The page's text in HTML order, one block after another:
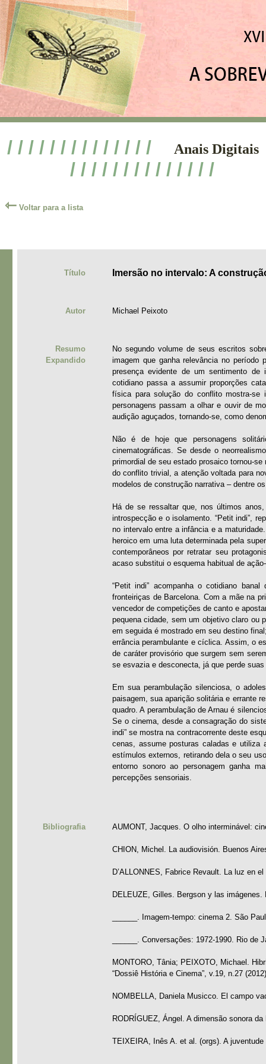
/ / / / / / / / / / / / / / Anais Digitais
/ / / / / / / / / / / / / /
⇽ Voltar para a lista
Título Imersão no intervalo: A
Autor Michael Peixoto
Resumo
Expandido
No segundo volume de seus escritos
imagem que ganha relevância no período
presença evidente de um sentimento de
cotidiano passa a assumir proporções
física para solução do conflito mostra-
personagens passam a olhar e ouvir de
audição aguçados, tornando-se, como
Não é de hoje que personagens
cinematográficas. Se desde o
primordial de seu estado prosaico tornou-
do conflito trivial, a atenção voltada para
modelos de construção narrativa – dentre
Há de se ressaltar que, nos últimos
introspecção e o isolamento. “Petit indi”,
no intervalo entre a infância e a
heroico em uma luta determinada pela
contemporâneos por retratar seu
acaso substitui o esquema habitual de
“Petit indi” acompanha o cotidiano
fronteiriças de Barcelona. Com a mãe na
vencedor de competições de canto e
pequena cidade, sem um objetivo claro ou
em seguida é mostrado em seu destino
errância perambulante e cíclica. Assim, o
de caráter provisório que surgem sem
se esvazia e desconecta, já que perde
Em sua perambulação silenciosa, o
paisagem, sua aparição solitária e errante
quadro. A perambulação de Arnau é
Se o cinema, desde a consagração do
indi” se mostra na contracorrente deste
cenas, assume posturas caladas e utiliza
estímulos externos, retirando dela o seu
entorno sonoro ao personagem ganha
percepções sensoriais.
Bibliografia AUMONT, Jacques. O olho interminável:
CHION, Michel. La audiovisión. Buenos
D’ALLONNES, Fabrice Revault. La luz en
DELEUZE, Gilles. Bergson y las
______. Imagem-tempo: cinema 2. São
______. Conversações: 1972-1990. Rio de
MONTORO, Tânia; PEIXOTO, Michael.
“Dossiê História e Cinema”, v.19, n.27
NOMBELLA, Daniela Musicco. El campo
RODRÍGUEZ, Ángel. A dimensão sonora
TEIXEIRA, Inês A. et al. (orgs). A